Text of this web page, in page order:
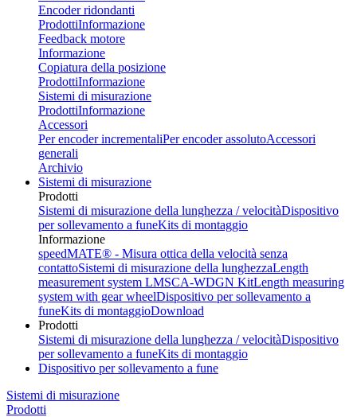
Encoder ridondanti
ProdottiInformazione
Feedback motore
Informazione
Copiatura della posizione
ProdottiInformazione
Sistemi di misurazione
ProdottiInformazione
Accessori
Per encoder incrementaliPer encoder assolutoAccessori
generali
Archivio
Sistemi di misurazione
Prodotti
Sistemi di misurazione della lunghezza / velocitàDispositivo
per sollevamento a funeKits di montaggio
Informazione
speedMATE® - Misura ottica della velocità senza
contattoSistemi di misurazione della lunghezzaLength
measurement system LMSCA-WDGN KitLength measuring
system with gear wheelDispositivo per sollevamento a
funeKits di montaggioDownload
Prodotti
Sistemi di misurazione della lunghezza / velocitàDispositivo
per sollevamento a funeKits di montaggio
Dispositivo per sollevamento a fune
Sistemi di misurazione
Prodotti